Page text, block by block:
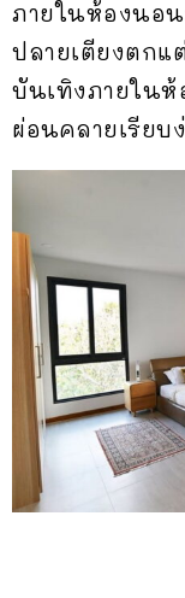
ภายในห้องนอน
ปลายเตียงตกแ
บันเทิงภายใน
ผ่อนคลายเรียบ